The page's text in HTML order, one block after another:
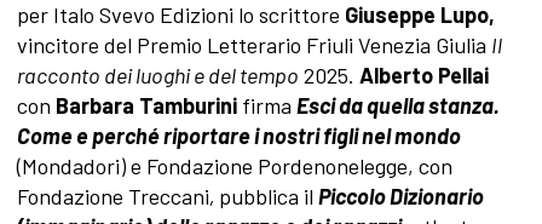
per Italo Svevo Edizioni lo scrittore Giuseppe Lupo,
vincitore del Premio Letterario Friuli Venezia Giulia Il
racconto dei luoghi e del tempo 2025. Alberto Pellai
con Barbara Tamburini firma Esci da quella stanza.
Come e perché riportare i nostri figli nel mondo
(Mondadori) e Fondazione Pordenonelegge, con
Fondazione Treccani, pubblica il Piccolo Dizionario